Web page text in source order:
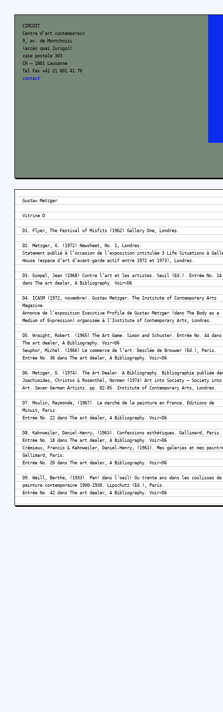
CIRCUIT
Centre d’art contemporain
9, av. de Montchoisi
(accès quai Jurigoz)
case postale 303
CH – 1001 Lausanne
Tel Fax +41 21 601 41 70
contact
Gustav Metzger
Vitrine D
D1. Flyer, The Festival of Misfits (1962) Gallery One, Londres.
D2. Metzger, G. (1972) Newsheet, No. 1, Londres.
Statement publié à l’occasion de l’exposition intitulée 3 Life Situations à
House (espace d’art d’avant-garde actif entre 1972 et 1973), Londres.
D3. Gimpel, Jean (1968) Contre l’art et les artistes. Seuil (Ed.). Entrée No. 14
dans The art dealer, A Bibliography. Voir>D6
D4. ICASM (1972, novembre). Gustav Metzger. The Institute of Contemporary Arts
Magazine.
Annonce de l’exposition Executive Profile de Gustav Metzger (dans The Body as a
Medium of Expression) organisée à l’Institute of Contemporary Arts, Londres.
D5. Wraight, Robert. (1965) The Art Game. Simon and Schuster. Entrée No. 44 dans
The art dealer, A Bibliography. Voir>D6
Seuphor, Michel. (1966) Le commerce de l’art. Desclée de Brouwer (Ed.), Paris.
Entrée No. 36 dans The art dealer, A Bibliography. Voir>D6
D6. Metzger, G. (1974). The Art Dealer. A Bibliography. Bibliographie publiée
Joachimides, Christos & Rosenthal, Norman (1974) Art into Society – Society into
Art. Seven German Artists. pp. 82-85. Institute of Contemporary Arts, Londres.
D7. Moulin, Raymonde, (1967). Le marché de la peinture en France. Editions de
Minuit, Paris.
Entrée No. 22 dans The art dealer, A Bibliography. Voir>D6
D8. Kahnweiler, Daniel-Henry, (1963). Confessions esthétiques. Gallimard, Paris.
Entrée No. 18 dans The art dealer, A Bibliography. Voir>D6
Crémieux, Francis & Kahnweiler, Daniel-Henry, (1961). Mes galeries et mes
Gallimard, Paris.
Entrée No. 20 dans The art dealer, A Bibliography. Voir>D6
D9. Weill, Berthe, (1933). Pan! dans l’oeil! Ou trente ans dans les coulisses
peinture contemporaine 1900-1930. Lipschutz (Ed.), Paris.
Entrée No. 42 dans The art dealer, A Bibliography. Voir>D6